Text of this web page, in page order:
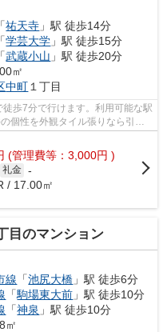
「祐天寺 」駅 徒歩14分
「学芸大学 」駅 徒歩15分
「武蔵小山 」駅 徒歩20分
㎡
中町 １丁目
歩7分で行けます。利用可能な駅
個性を外観タイル張りなら引き
(管理費等：3,000円 )
礼金 -
/ 17.00㎡
目のマンション
線 「池尻大橋 」駅 徒歩6分
「駒場東大前 」駅 徒歩10分
「神泉 」駅 徒歩10分
㎡